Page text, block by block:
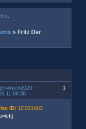
.
» Fritz Der
1
2023-
11:06:38
ID: 1C031A03